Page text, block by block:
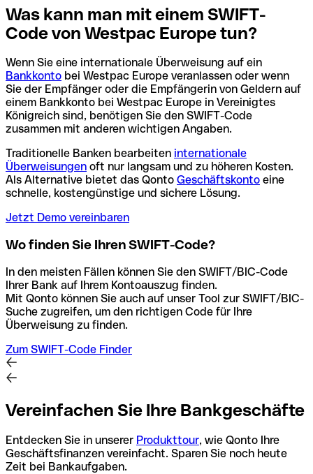
Was kann man mit einem SWIFT-
Code von Westpac Europe tun?
Wenn Sie eine internationale Überweisung auf ein
Bankkonto bei Westpac Europe veranlassen oder wenn
Sie der Empfänger oder die Empfängerin von Geldern auf
einem Bankkonto bei Westpac Europe in Vereinigtes
Königreich sind, benötigen Sie den SWIFT-Code
zusammen mit anderen wichtigen Angaben.
Traditionelle Banken bearbeiten internationale
Überweisungen oft nur langsam und zu höheren Kosten.
Als Alternative bietet das Qonto Geschäftskonto eine
schnelle, kostengünstige und sichere Lösung.
Jetzt Demo vereinbaren
Wo finden Sie Ihren SWIFT-Code?
In den meisten Fällen können Sie den SWIFT/BIC-Code
Ihrer Bank auf Ihrem Kontoauszug finden.
Mit Qonto können Sie auch auf unser Tool zur SWIFT/BIC-
Suche zugreifen, um den richtigen Code für Ihre
Überweisung zu finden.
Zum SWIFT-Code Finder
Vereinfachen Sie Ihre Bankgeschäfte
Entdecken Sie in unserer Produkttour, wie Qonto Ihre
Geschäftsfinanzen vereinfacht. Sparen Sie noch heute
Zeit bei Bankaufgaben.